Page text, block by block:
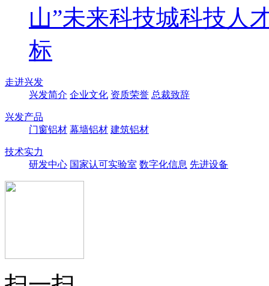
山”未来科技城科技人
标
走进兴发
兴发简介 企业文化 资质荣誉 总裁致辞
兴发产品
门窗铝材 幕墙铝材 建筑铝材
技术实力
研发中心 国家认可实验室 数字化信息 先进设备